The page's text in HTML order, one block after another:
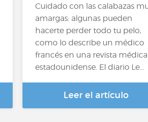
Cuidado con las calabazas
amargas: algunas pueden
hacerte perder todo tu pelo,
como lo describe un médico
francés en una revista médica
estadounidense. El diario Le…
Leer el artículo